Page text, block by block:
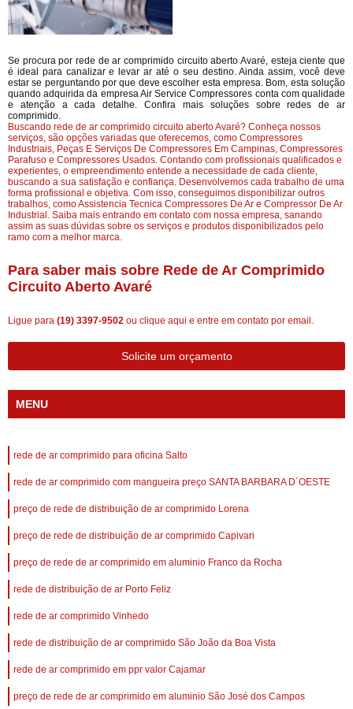
Se procura por rede de ar comprimido circuito aberto Avaré, esteja ciente que
é ideal para canalizar e levar ar até o seu destino. Ainda assim, você deve
estar se perguntando por que deve escolher esta empresa. Bom, esta solução
quando adquirida da empresa Air Service Compressores conta com qualidade
e atenção a cada detalhe. Confira mais soluções sobre redes de ar
comprimido.
Buscando rede de ar comprimido circuito aberto Avaré? Conheça nossos
serviços, são opções variadas que oferecemos, como Compressores
Industriais, Peças E Serviços De Compressores Em Campinas, Compressores
Parafuso e Compressores Usados. Contando com profissionais qualificados e
experientes, o empreendimento entende a necessidade de cada cliente,
buscando a sua satisfação e confiança. Desenvolvemos cada trabalho de uma
forma profissional e objetiva. Com isso, conseguimos disponibilizar outros
trabalhos, como Assistencia Tecnica Compressores De Ar e Compressor De Ar
Industrial. Saiba mais entrando em contato com nossa empresa, sanando
assim as suas dúvidas sobre os serviços e produtos disponibilizados pelo
ramo com a melhor marca.
Para saber mais sobre Rede de Ar Comprimido
Circuito Aberto Avaré
Ligue para (19) 3397-9502 ou clique aqui e entre em contato por email.
Solicite um orçamento
MENU
rede de ar comprimido para oficina Salto
rede de ar comprimido com mangueira preço SANTA BARBARA D´OESTE
preço de rede de distribuição de ar comprimido Lorena
preço de rede de distribuição de ar comprimido Capivari
preço de rede de ar comprimido em aluminio Franco da Rocha
rede de distribuição de ar Porto Feliz
rede de ar comprimido Vinhedo
rede de distribuição de ar comprimido São João da Boa Vista
rede de ar comprimido em ppr valor Cajamar
preço de rede de ar comprimido em aluminio São José dos Campos